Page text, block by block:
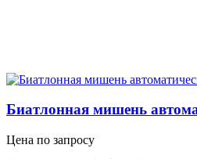
Биатлонная мишень
Цена по запросу